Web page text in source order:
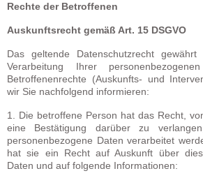
Rechte der Betroffenen
Auskunftsrecht gemäß Art. 15 DSGVO
Das geltende Datenschutzrecht
Verarbeitung Ihrer
Betroffenenrechte (Auskunfts- und
wir Sie nachfolgend informieren:
1. Die betroffene Person hat das Recht,
eine Bestätigung darüber zu
personenbezogene Daten verarbeitet
hat sie ein Recht auf Auskunft über
Daten und auf folgende Informationen: